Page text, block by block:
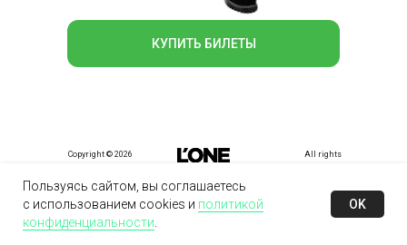
КУПИТЬ БИЛЕТЫ
Copyright © 2026 All rights
Пользуясь сайтом, вы соглашаетесь
с использованием cookies и политикой
конфиденциальности
OK